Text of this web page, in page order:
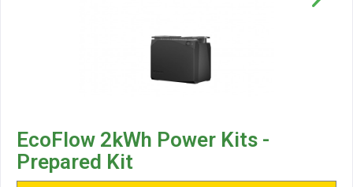
EcoFlow 2kWh Power Kits -
Prepared Kit